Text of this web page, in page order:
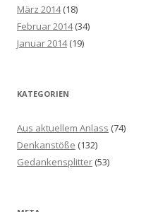
März 2014(18)
Februar 2014(34)
Januar 2014(19)
KATEGORIEN
Aus aktuellem Anlass (74)
Denkanstöße (132)
Gedankensplitter (53)